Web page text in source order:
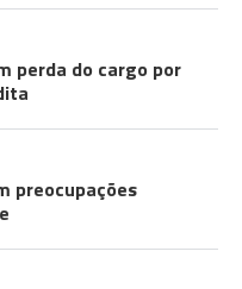
perda do cargo por
preocupações